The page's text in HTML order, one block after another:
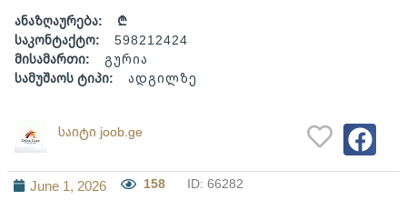
ანაზღაურება:
₾
საკონტაქტო:
598212424
მისამართი:
გურია
სამუშაოს ტიპი:
ადგილზე
საიტი joob.ge
June 1, 2026 158 ID: 66282